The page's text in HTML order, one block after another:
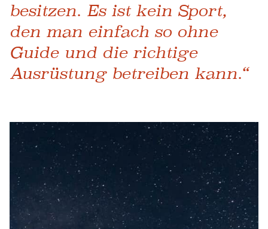
besitzen. Es ist kein Sport,
den man einfach so ohne
Guide und die richtige
Ausrüstung betreiben kann.“